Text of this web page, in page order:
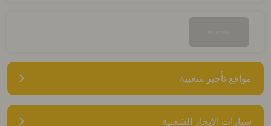
مواقع تأجير شعبية
سيارات الإيجار الشعبية